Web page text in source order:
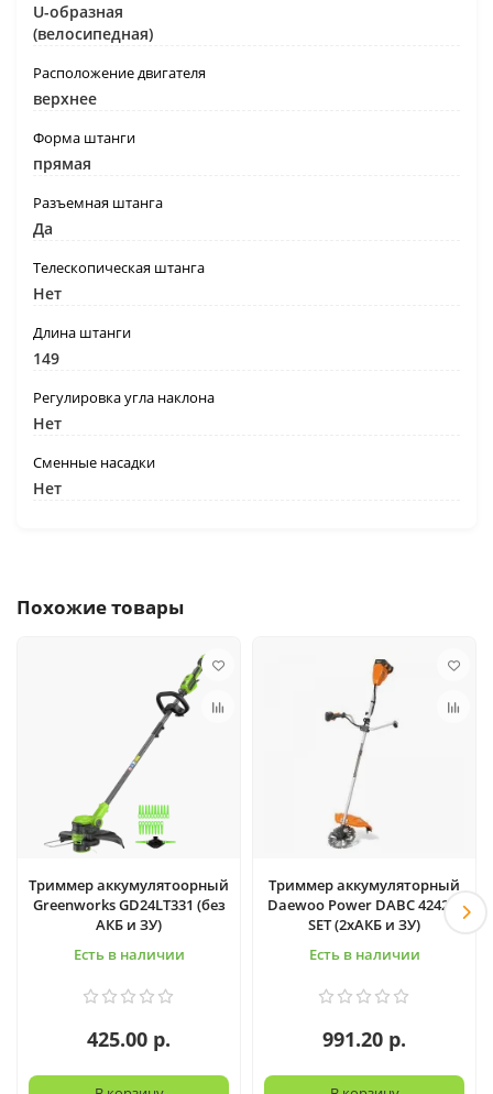
U-образная
(велосипедная)
Расположение двигателя
верхнее
Форма штанги
прямая
Разъемная штанга
Да
Телескопическая штанга
Нет
Длина штанги
149
Регулировка угла наклона
Нет
Сменные насадки
Нет
Похожие товары
Триммер аккумулятоорный
Greenworks GD24LT331 (без
АКБ и ЗУ)
Есть в наличии
425.00 р.
Триммер аккумуляторный
Daewoo Power DABC 4242Li
SET (2хАКБ и ЗУ)
Есть в наличии
991.20 р.